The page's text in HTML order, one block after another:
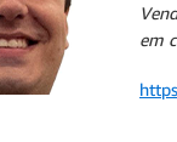
em